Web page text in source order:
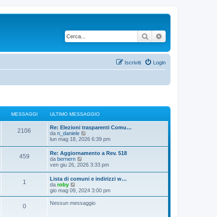
Cerca
Login
Iscriviti
MESSAGGI ULTIMO MESSAGGIO
2106
Re: Elezioni trasparenti Comu…
da n_daniele
e
u
l
t
i
m
m
e
s
lun mag 18, 2026 6:39 pm
459
Re: Aggiornamento a Rev. 518
da bernern
e
u
l
t
i
m
ven giu 26, 2026 3:33 pm
1
Lista di comuni e indirizzi w…
da roby
e
d
i
gio mag 09, 2024 3:00 pm
0 Nessun messaggio